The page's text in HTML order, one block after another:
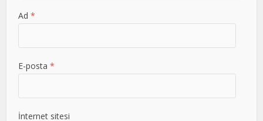
Ad*
E-posta*
İnternet sitesi